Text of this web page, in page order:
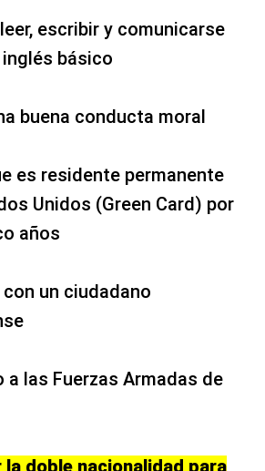
escribir y comunicarse
básico
buena conducta moral
es residente permanente
Unidos (Green Card) por
años
un ciudadano
a las Fuerzas Armadas de
doble nacionalidad para